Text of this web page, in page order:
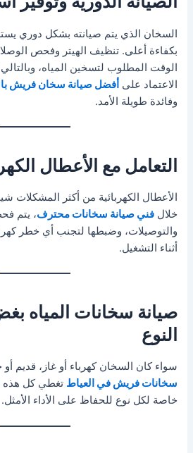
السخان الذي يتم صيانته بشكل دوري
بكفاءة أعلى. تنظيف الهيتر وفحص
الوقت المطلوب لتسخين المياه، وبالتالي
الاعتماد على أفضل صيانة سخان فريش
وفائدة طويلة الأمد.
التعامل مع الأعطال
الأعطال الكهربائية من أكثر المشكلات
خلالفني صيانة سخانات محترف، يتم
والتوصيلات، وضبطها لتجنب أي خطر
أثناء التشغيل.
صيانة سخانات المياه
النوع
سواء كان السخان كهرباء أو غاز، قديم
سخانات فريش في العياط تغطي كل هذه
خاصة لكل نوع للحفاظ على الأداء الأمثل.